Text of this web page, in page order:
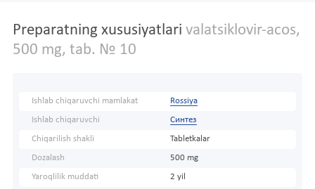
Preparatning xususiyatlari valatsiklovir-acos,
500 mg, tab. № 10
Ishlab chiqaruvchi mamlakat Rossiya
Ishlab chiqaruvchi Синтез
Chiqarilish shakli Tabletkalar
Dozalash 500 mg
Yaroqlilik muddati 2 yil